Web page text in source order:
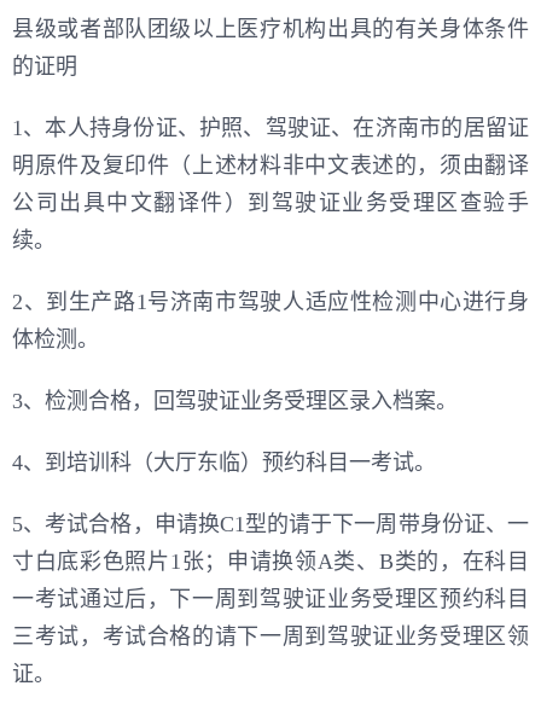
县级或者部队团级以上医疗机构出具的有关身体条件
的证明
1、本人持身份证、护照、驾驶证、在济南市的居留证
明原件及复印件（上述材料非中文表述的，须由翻译
公司出具中文翻译件）到驾驶证业务受理区查验手
续。
2、到生产路1号济南市驾驶人适应性检测中心进行身
体检测。
3、检测合格，回驾驶证业务受理区录入档案。
4、到培训科（大厅东临）预约科目一考试。
5、考试合格，申请换C1型的请于下一周带身份证、一
寸白底彩色照片1张；申请换领A类、B类的，在科目
一考试通过后，下一周到驾驶证业务受理区预约科目
三考试，考试合格的请下一周到驾驶证业务受理区领
证。